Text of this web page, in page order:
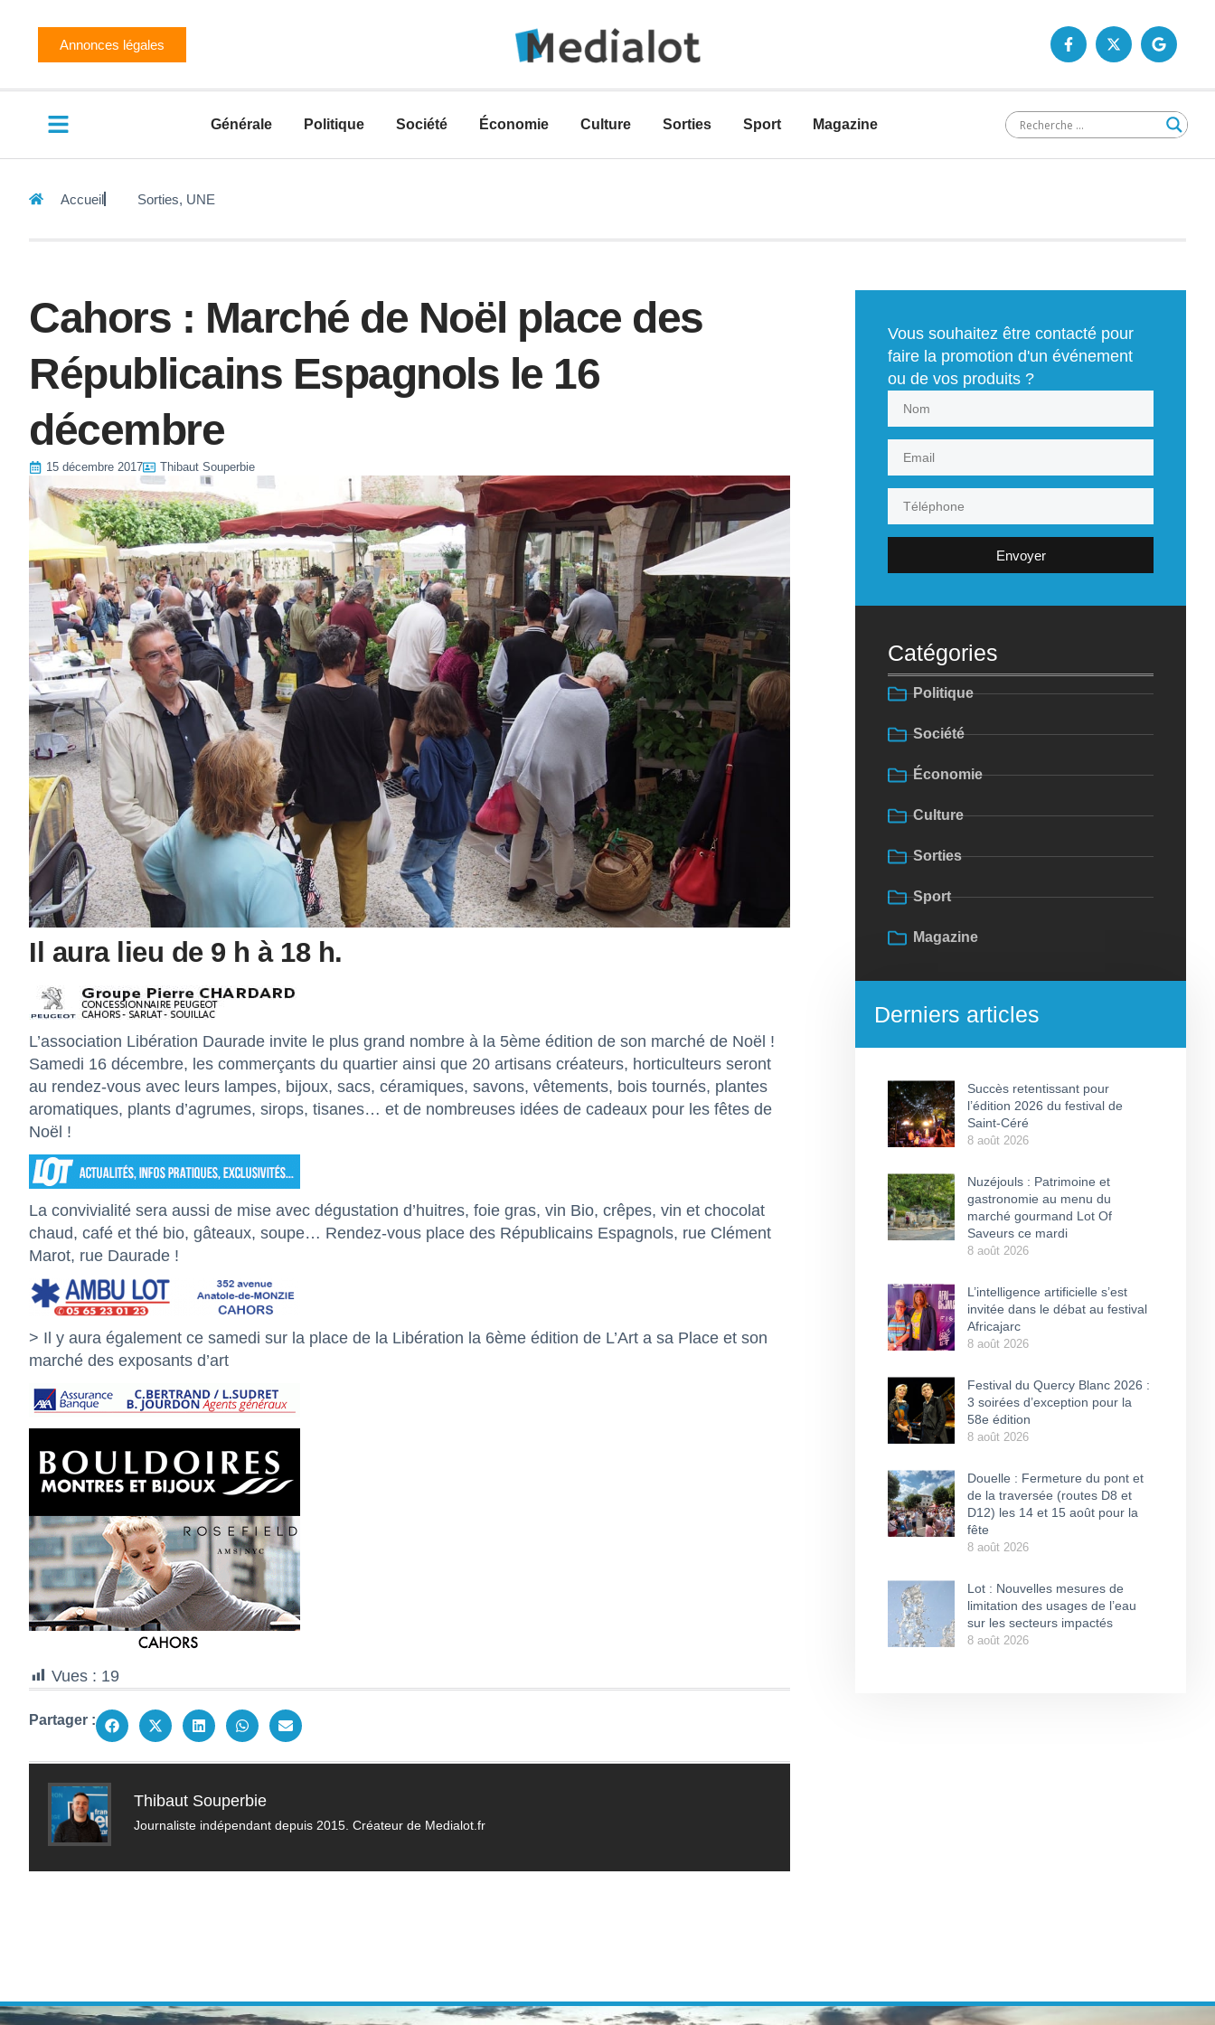
Annonces légales
Générale Politique Société Économie Culture Sorties Sport Magazine
Accueil Sorties, UNE
Cahors : Marché de Noël place des
Républicains Espagnols le 16
décembre
15 décembre 2017 Thibaut Souperbie
Il aura lieu de 9 h à 18 h.
L’association Libération Daurade invite le plus grand nombre à la 5ème édition de son marché de Noël !
Samedi 16 décembre, les commerçants du quartier ainsi que 20 artisans créateurs, horticulteurs seront
au rendez-vous avec leurs lampes, bijoux, sacs, céramiques, savons, vêtements, bois tournés, plantes
aromatiques, plants d’agrumes, sirops, tisanes… et de nombreuses idées de cadeaux pour les fêtes de
Noël !
La convivialité sera aussi de mise avec dégustation d’huitres, foie gras, vin Bio, crêpes, vin et chocolat
chaud, café et thé bio, gâteaux, soupe… Rendez-vous place des Républicains Espagnols, rue Clément
Marot, rue Daurade !
> Il y aura également ce samedi sur la place de la Libération la 6ème édition de L’Art a sa Place et son
marché des exposants d’art
Vues : 19
Partager :
Thibaut Souperbie
Journaliste indépendant depuis 2015. Créateur de Medialot.fr
Vous souhaitez être contacté pour
faire la promotion d'un événement
ou de vos produits ?
Envoyer
Catégories
Politique
Société
Économie
Culture
Sorties
Sport
Magazine
Derniers articles
Succès retentissant pour
l’édition 2026 du festival de
Saint-Céré
8 août 2026
Nuzéjouls : Patrimoine et
gastronomie au menu du
marché gourmand Lot Of
Saveurs ce mardi
8 août 2026
L’intelligence artificielle s’est
invitée dans le débat au festival
Africajarc
8 août 2026
Festival du Quercy Blanc 2026 :
3 soirées d’exception pour la
58e édition
8 août 2026
Douelle : Fermeture du pont et
de la traversée (routes D8 et
D12) les 14 et 15 août pour la
fête
8 août 2026
Lot : Nouvelles mesures de
limitation des usages de l’eau
sur les secteurs impactés
8 août 2026